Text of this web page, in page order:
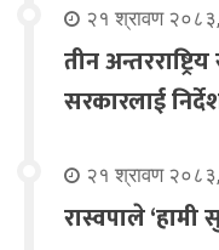
२१ श्रावण २०८३,
तीन
सरकारलाई
२१ श्रावण २०८३,
रास्वपाले ‘हामी